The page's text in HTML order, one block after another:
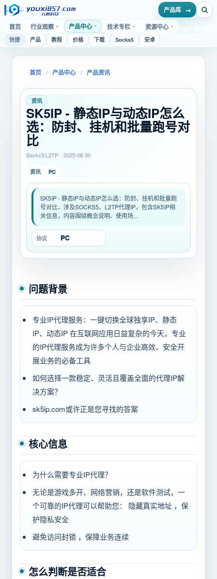
首页 行业观察 ▼ 产品中心 ▼ 技术专栏 ▼ 资源中心 ▼
产品库
快捷 产品 教程 价格 下载 Socks5 安卓
首页 / 产品中心 / 产品资讯
资讯
SK5IP - 静态IP与动态IP怎么
选：防封、挂机和批量跑号对
比
Socks5/L2TP 2025-08-30
资讯 PC
SK5IP - 静态IP与动态IP怎么选：防封、挂机和批量跑
号对比，涉及SOCKS5、L2TP代理IP，包含SK5IP相
关信息，内容围绕概念说明、使用场...
协议 PC
问题背景
专业IP代理服务：一键切换全球独享IP、静态
IP、动态IP 在互联网应用日益复杂的今天，专业
的IP代理服务成为许多个人与企业高效、安全开
展业务的必备工具
如何选择一款稳定、灵活且覆盖全面的代理IP解
决方案？
sk5ip.com或许正是您寻找的答案
核心信息
为什么需要专业IP代理？
无论是游戏多开、网络营销，还是软件测试，一
个可靠的IP代理可以帮助您： 隐藏真实地址 ，保
护隐私安全
避免访问封锁 ，保障业务连续
怎么判断是否适合